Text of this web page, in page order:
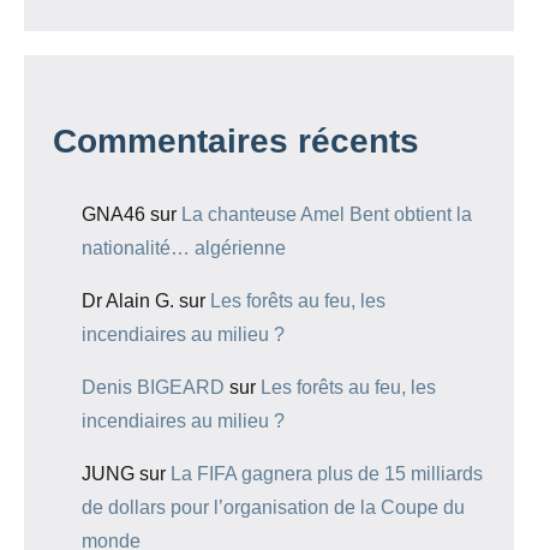
Commentaires récents
GNA46 sur La chanteuse Amel Bent obtient la
nationalité… algérienne
Dr Alain G. sur Les forêts au feu, les
incendiaires au milieu ?
Denis BIGEARD sur Les forêts au feu, les
incendiaires au milieu ?
JUNG sur La FIFA gagnera plus de 15 milliards
de dollars pour l’organisation de la Coupe du
monde